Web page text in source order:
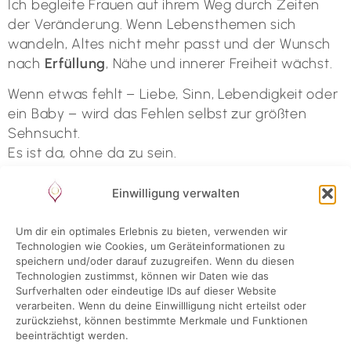
Einwilligung verwalten
Um dir ein optimales Erlebnis zu bieten, verwenden wir
Technologien wie Cookies, um Geräteinformationen zu
speichern und/oder darauf zuzugreifen. Wenn du diesen
Technologien zustimmst, können wir Daten wie das
Surfverhalten oder eindeutige IDs auf dieser Website
verarbeiten. Wenn du deine Einwillligung nicht erteilst oder
zurückziehst, können bestimmte Merkmale und Funktionen
beeinträchtigt werden.
Ich begleite Frauen auf ihrem Weg durch Zeiten
der Veränderung. Wenn Lebensthemen sich
wandeln, Altes nicht mehr passt und der Wunsch
nach Erfüllung, Nähe und innerer Freiheit wächst.
Wenn etwas fehlt – Liebe, Sinn, Lebendigkeit oder
ein Baby – wird das Fehlen selbst zur größten
Sehnsucht.
Es ist da, ohne da zu sein.
Genau dort beginnt deinWandel.
Ich helfe dir, deine Lebenslust wachzukribbeln,
deiner Sehnsucht zu folgen und einen neuen
Zugang zu deinerLustund Sexualität zu finden.
In meiner Arbeit verbinde ich spirituelle Tiefe mit
geerdeter Weiblichkeit. Für Frauen, die wieder
fühlen, vertrauen und sich selbst begegnen wollen.